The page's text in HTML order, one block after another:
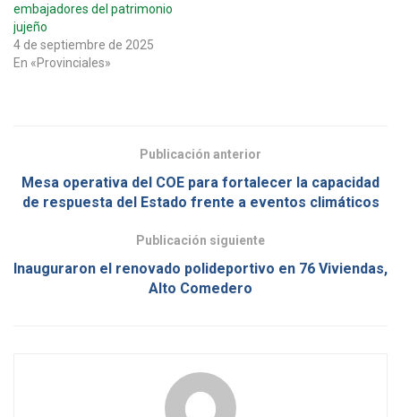
embajadores del patrimonio
jujeño
4 de septiembre de 2025
En «Provinciales»
Publicación anterior
Mesa operativa del COE para fortalecer la capacidad
de respuesta del Estado frente a eventos climáticos
Publicación siguiente
Inauguraron el renovado polideportivo en 76 Viviendas,
Alto Comedero